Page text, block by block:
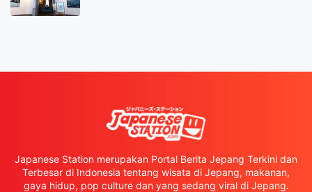
Japanese Station merupakan Portal Berita Jepang Terkini dan
Terbesar di Indonesia tentang wisata di Jepang, makanan,
gaya hidup, pop culture dan yang sedang viral di Jepang.